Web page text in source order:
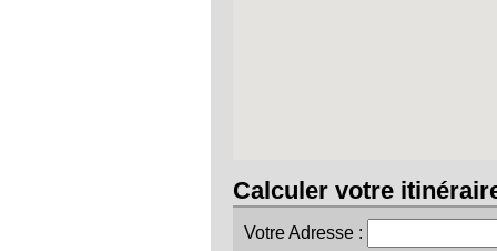
Calculer votre
Votre Adresse :